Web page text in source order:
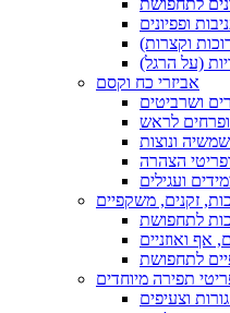
לתחפושת
ופפיונים
וקצרות)
(על הרגל)
אביזרי כח וקסם
ושרביטים
לראש
ונוצות
ופריטי הצהרה
ועגילים
זקנים, משקפיים
לתחפושת
אף ואוזניים
לתחפושת
תפירה מיוחדים
וצעיפים